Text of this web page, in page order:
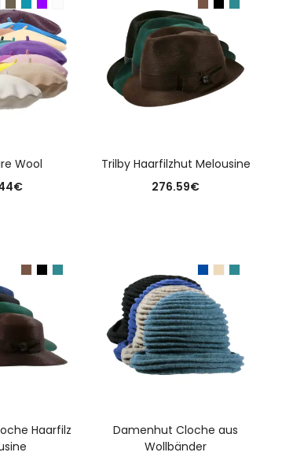
Wool
€
Trilby Haarfilzhut Melousine
276.59€
Haarfilz
Damenhut Cloche aus
Wollbänder